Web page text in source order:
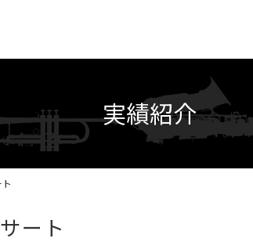
実績紹介
ート